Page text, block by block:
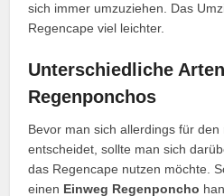
sich immer umzuziehen. Das
Regencape viel leichter.
Unterschiedliche
Regenponchos
Bevor man sich allerdings für
entscheidet, sollte man sich
das Regencape nutzen möchte.
einen Einweg Regenponcho